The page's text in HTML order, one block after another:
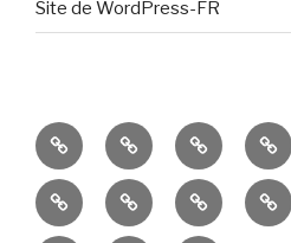
Site de WordPress-FR
PrésentationRésultatsPortes
Ouvertes
de
Productions
plastiques
Productions
plastiques
Productions
plastiques
-